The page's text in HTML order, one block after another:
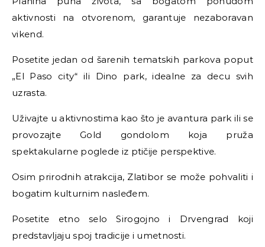
aktivnosti na otvorenom, garantuje nezaboravan
vikend.
Posetite jedan od šarenih tematskih parkova poput
„El Paso city“ ili Dino park, idealne za decu svih
uzrasta.
Uživajte u aktivnostima kao što je avantura park ili se
provozajte Gold gondolom koja pruža
spektakularne poglede iz ptičije perspektive.
Osim prirodnih atrakcija, Zlatibor se može pohvaliti i
bogatim kulturnim nasleđem.
Posetite etno selo Sirogojno i Drvengrad koji
predstavljaju spoj tradicije i umetnosti.